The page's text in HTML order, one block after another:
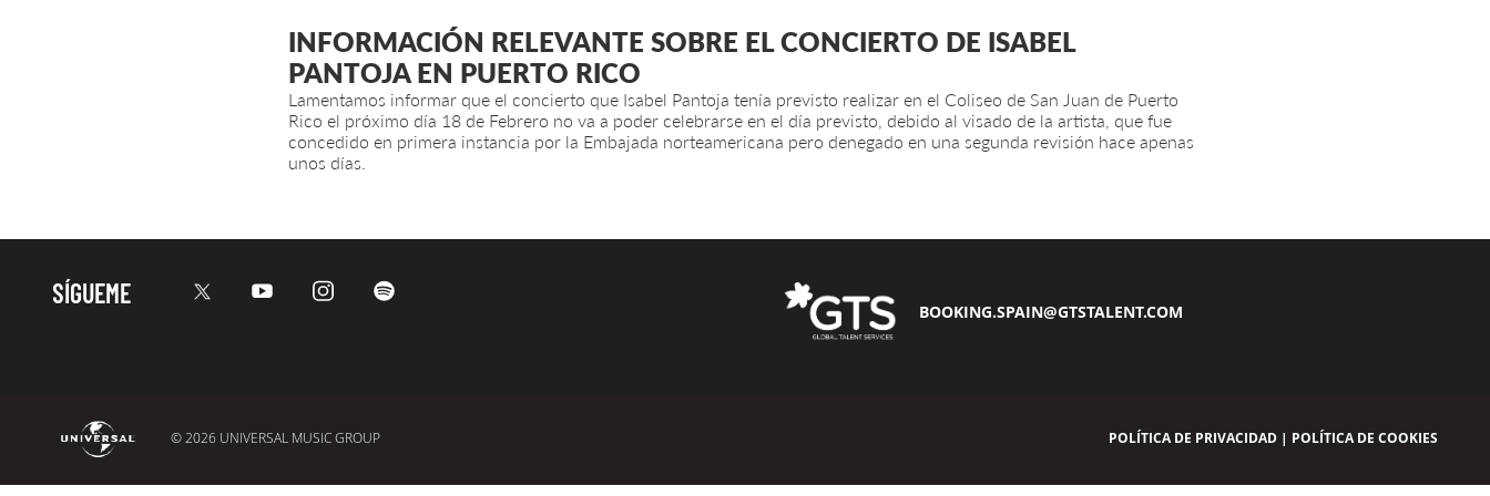
INFORMACIÓN RELEVANTE SOBRE EL CONCIERTO DE ISABEL
PANTOJA EN PUERTO RICO
Lamentamos informar que el concierto que Isabel Pantoja tenía previsto realizar en el Coliseo de San Juan de Puerto
Rico el próximo día 18 de Febrero no va a poder celebrarse en el día previsto, debido al visado de la artista, que fue
concedido en primera instancia por la Embajada norteamericana pero denegado en una segunda revisión hace apenas
unos días.
SÍGUEME
BOOKING.SPAIN@GTSTALENT.COM
© 2026 UNIVERSAL MUSIC GROUP POLÍTICA DE PRIVACIDAD| POLÍTICA DE COOKIES